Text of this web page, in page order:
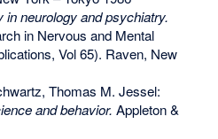
in neurology and psychiatry.
in Nervous and Mental
Vol 65). Raven, New
Thomas M. Jessel:
and behavior. Appleton &